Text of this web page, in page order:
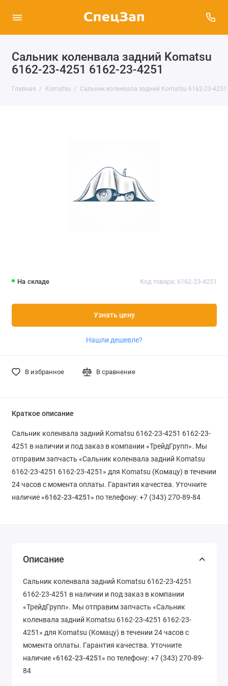
Сальник коленвала задний Komatsu
6162-23-4251 6162-23-4251
Главная Komatsu Сальник коленвала задний Komatsu 6162-23-
На складе Код товара: 6162-23-4251
Узнать цену
Нашли дешевле?
В избранное В сравнение
Краткое описание
Сальник коленвала задний Komatsu 6162-23-4251 6162-23-
4251 в наличии и под заказ в компании «ТрейдГрупп». Мы
отправим запчасть «Сальник коленвала задний Komatsu
6162-23-4251 6162-23-4251» для Komatsu (Комацу) в течении
24 часов с момента оплаты. Гарантия качества. Уточните
наличие «6162-23-4251» по телефону: +7 (343) 270-89-84
Описание
Сальник коленвала задний Komatsu 6162-23-4251
6162-23-4251 в наличии и под заказ в компании
«ТрейдГрупп». Мы отправим запчасть «Сальник
коленвала задний Komatsu 6162-23-4251 6162-23-
4251» для Komatsu (Комацу) в течении 24 часов с
момента оплаты. Гарантия качества. Уточните
наличие «6162-23-4251» по телефону: +7 (343) 270-89-
84